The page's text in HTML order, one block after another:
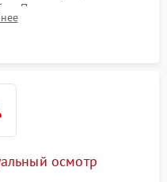
Подключение тестовых
симптомов поломки.
осмотр